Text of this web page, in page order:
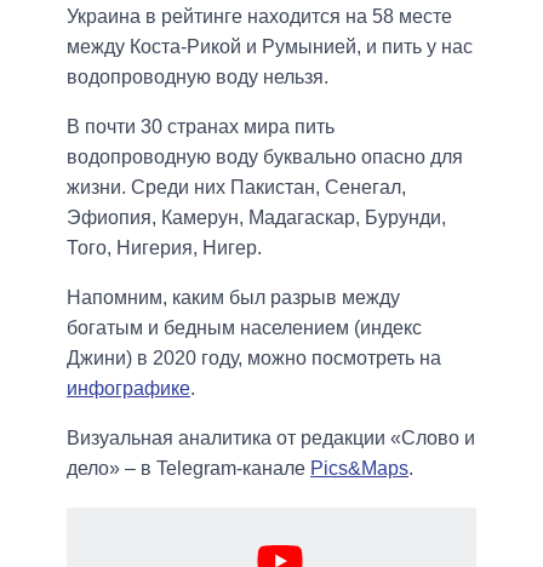
Украина в рейтинге находится на 58 месте
между Коста-Рикой и Румынией, и пить у нас
водопроводную воду нельзя.
В почти 30 странах мира пить
водопроводную воду буквально опасно для
жизни. Среди них Пакистан, Сенегал,
Эфиопия, Камерун, Мадагаскар, Бурунди,
Того, Нигерия, Нигер.
Напомним, каким был разрыв между
богатым и бедным населением (индекс
Джини) в 2020 году, можно посмотреть на
инфографике.
Визуальная аналитика от редакции «Слово и
дело» – в Telegram-канале Pics&Maps.